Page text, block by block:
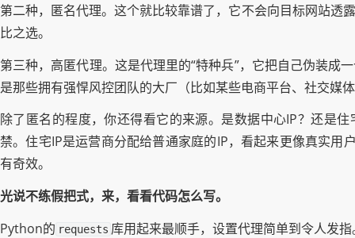
第二种，匿名代理。这个就比较靠谱了，它不会向目标网站透
比之选。
第三种，高匿代理。这是代理里的“特种兵”，它把自己伪装
是那些拥有强悍风控团队的大厂（比如某些电商平台、社交媒
除了匿名的程度，你还得看它的来源。是数据中心IP？还是
禁。住宅IP是运营商分配给普通家庭的IP，看起来更像真实用
有奇效。
光说不练假把式，来，看看代码怎么写。
Python的 requests 库用起来最顺手，设置代理简单到令人发指